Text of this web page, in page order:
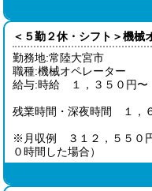
＜５勤２休・シフト＞機械
勤務地:常陸大宮市
職種:機械オペレーター
給与:時給 １，３５０円〜
残業時間・深夜時間 １，
※月収例 ３１２，５５０
０時間した場合）